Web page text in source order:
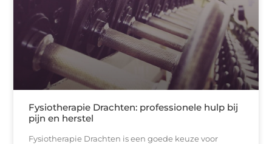
Fysiotherapie Drachten: professionele hulp bij
pijn en herstel
Fysiotherapie Drachten is een goede keuze voor